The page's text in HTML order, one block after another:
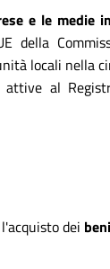
e le medie
locali nella
al
dei